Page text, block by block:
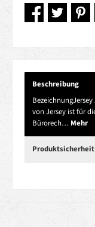
Beschreibung
BezeichnungJersey
von Jersey ist für
Bürorech… Mehr
Produktsicherheit